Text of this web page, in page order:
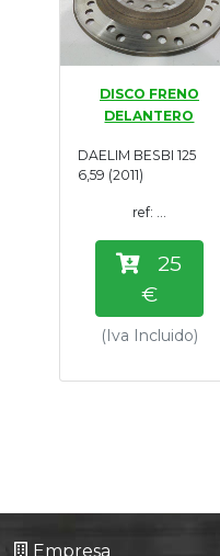
Motores
Usados
Tasaciones
Formulario
Empresa
Contacto
DISCO FRENO
DELANTERO
DAELIM BESBI 125
6,59 (2011)
ref: ...
25
€
(Iva Incluido)
Empresa